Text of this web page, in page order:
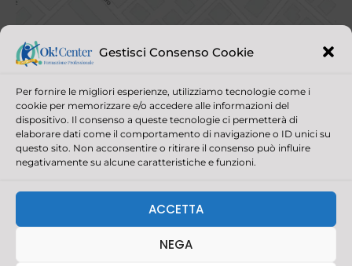
Gestisci Consenso Cookie
Per fornire le migliori esperienze, utilizziamo tecnologie come i
cookie per memorizzare e/o accedere alle informazioni del
dispositivo. Il consenso a queste tecnologie ci permetterà di
elaborare dati come il comportamento di navigazione o ID unici su
questo sito. Non acconsentire o ritirare il consenso può influire
negativamente su alcune caratteristiche e funzioni.
ACCETTA
NEGA
CAPITALE SOCIALE 30.000,00 | REGISTRO IMPRESE DELLA